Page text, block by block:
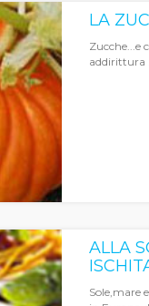
LA
Zucche...e
addirittura
ALLA
Sole,mare